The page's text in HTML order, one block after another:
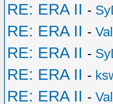
RE: ERA II -
RE: ERA II -
RE: ERA II -
RE: ERA II -
RE: ERA II -